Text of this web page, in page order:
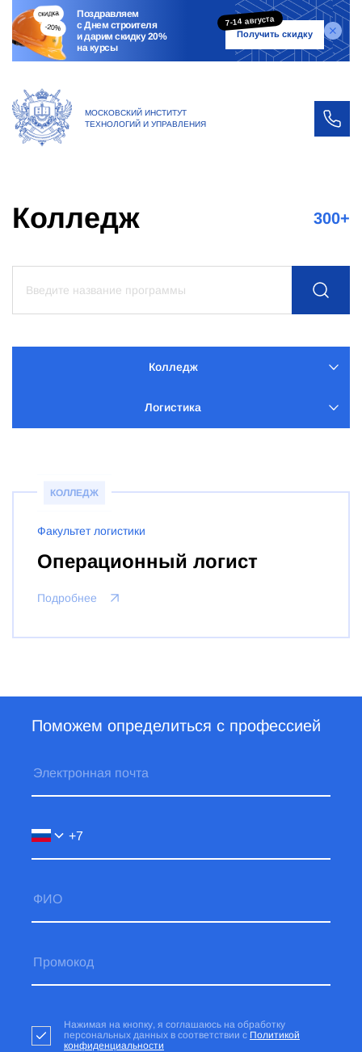
Поздравляем
с Днем строителя
и дарим скидку 20%
на курсы
7-14 августа
Получить скидку
МОСКОВСКИЙ ИНСТИТУТ
ТЕХНОЛОГИЙ И УПРАВЛЕНИЯ
Колледж 300+
Колледж
Логистика
КОЛЛЕДЖ
Факультет логистики
Операционный логист
Подробнее
Поможем определиться с профессией
Нажимая на кнопку, я соглашаюсь на обработку
персональных данных в соответствии с Политикой
конфиденциальности